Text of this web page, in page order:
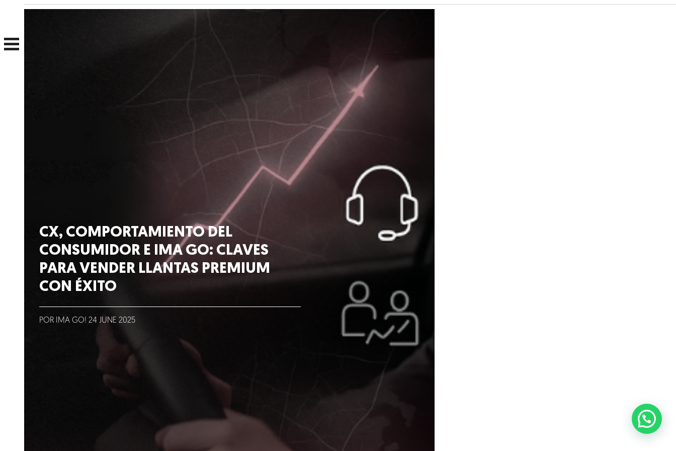
Lo que hacemos
Blog
Talento
Conversemos
CX, COMPORTAMIENTO DEL
CONSUMIDOR E IMA GO: CLAVES
PARA VENDER LLANTAS PREMIUM
CON ÉXITO
POR IMA GO! 24 JUNE 2025